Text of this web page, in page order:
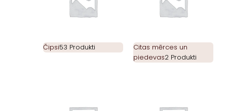
Čipsi53 Produkti
Citas mērces un
piedevas2 Produkti